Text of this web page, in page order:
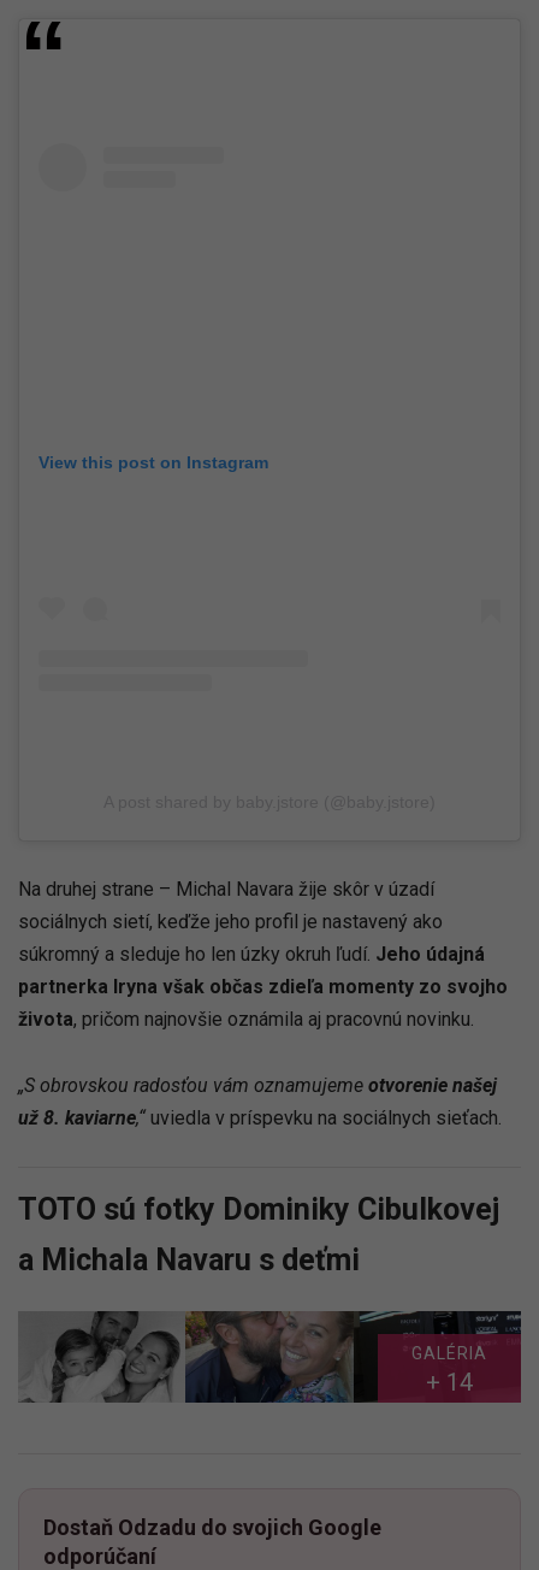
View this post on Instagram
Na druhej strane – Michal Navara žije skôr v úzadí
sociálnych sietí, keďže jeho profil je nastavený ako
súkromný a sleduje ho len úzky okruh ľudí. Jeho údajná
partnerka Iryna však občas zdieľa momenty zo svojho
života, pričom najnovšie oznámila aj pracovnú novinku.
„S obrovskou radosťou vám oznamujeme otvorenie našej
už 8. kaviarne,“ uviedla v príspevku na sociálnych sieťach.
TOTO sú fotky Dominiky Cibulkovej
a Michala Navaru s deťmi
GALÉRIA
+ 14
Dostaň Odzadu do svojich Google
odporúčaní